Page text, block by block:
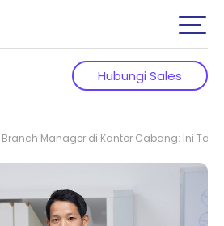
Hubungi Sales
Branch Manager di Kantor Cabang: Ini